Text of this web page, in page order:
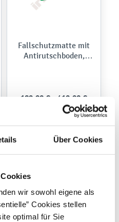
Über Cookies
wir sowohl eigene als
Cookies stellen
optimal für Sie
Fallschutzmatte mit
Antirutschboden,
189,90 € - 419,90 €